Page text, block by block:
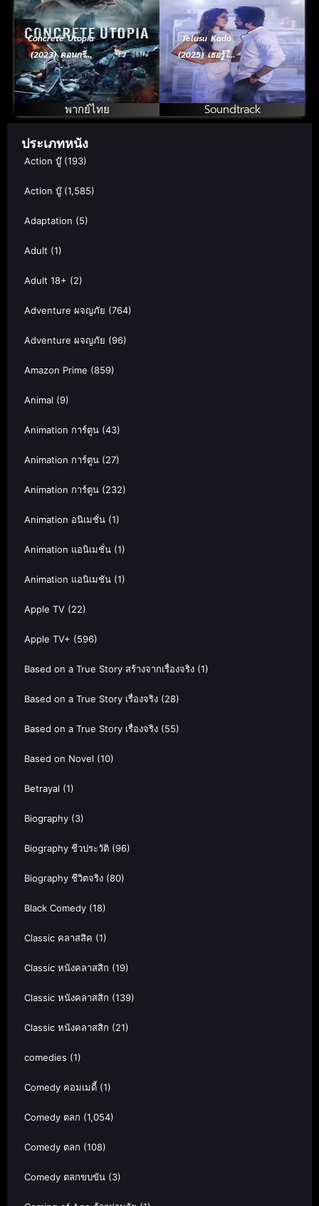
Concrete Utopia
(2023) คอนกรีต
ยูโทเปีย วิมาน
กลางนรก
พากย์ไทย
Telusu Kada
(2025) เธอรู้ใช่
ไหม
Soundtrack
ประเภทหนัง
Action บู๊(193)
Action บู๊(1,585)
Adaptation (5)
Adult (1)
Adult 18+ (2)
Adventure ผจญภัย (764)
Adventure ผจญภัย (96)
Amazon Prime (859)
Animal (9)
Animation การ์ตูน (43)
Animation การ์ตูน (27)
Animation การ์ตูน (232)
Animation อนิเมชั่น (1)
Animation แอนิเมชั่น (1)
Animation แอนิเมชัน (1)
Apple TV (22)
Apple TV+ (596)
Based on a True Story สร้างจากเรื่องจริง (1)
Based on a True Story เรื่องจริง (28)
Based on a True Story เรื่องจริง (55)
Based on Novel (10)
Betrayal (1)
Biography (3)
Biography ชีวประวัติ (96)
Biography ชีวิตจริง (80)
Black Comedy (18)
Classic คลาสสิค (1)
Classic หนังคลาสสิก (19)
Classic หนังคลาสสิก (139)
Classic หนังคลาสสิก (21)
comedies (1)
Comedy คอมเมดี้ (1)
Comedy ตลก (1,054)
Comedy ตลก (108)
Comedy ตลกขบขัน (3)